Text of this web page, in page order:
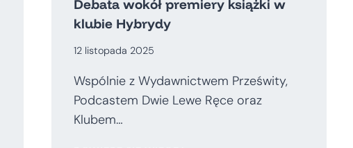
Debata wokół premiery książki w
klubie Hybrydy
12 listopada 2025
Wspólnie z Wydawnictwem Prześwity,
Podcastem Dwie Lewe Ręce oraz
Klubem…